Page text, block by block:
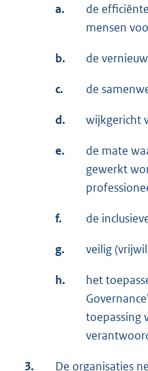
a.
de
mensen
b. de
c. de
d. wijkgericht
e.
de mate
gewerkt
f. de
g. veilig
h.
het
toepassing
3. De organisaties